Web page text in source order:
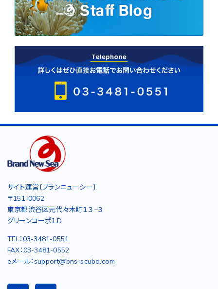
サイト運営〔ブランニューシー〕
〒151-0062
東京都渋谷区元代々木町１３−３
グリーンコーポ１D
TEL：03-3481-0551
FAX：03-3481-0552
eメール：support@bns-scuba.com